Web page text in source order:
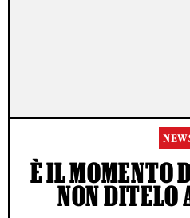
È IL MOMENTO
NON DITELO